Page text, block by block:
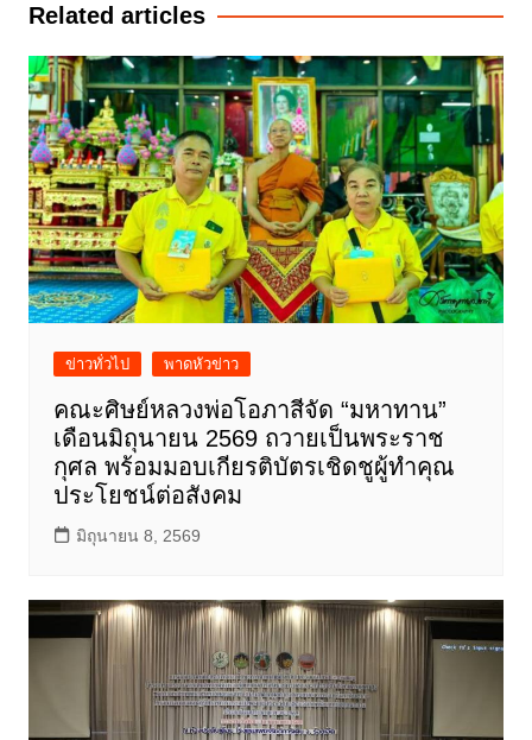
Related articles
ข่าวทั่วไป พาดหัวข่าว
คณะศิษย์หลวงพ่อโอภาสีจัด “มหาทาน”
เดือนมิถุนายน 2569 ถวายเป็นพระราช
กุศล พร้อมมอบเกียรติบัตรเชิดชูผู้ทำคุณ
ประโยชน์ต่อสังคม
มิถุนายน 8, 2569